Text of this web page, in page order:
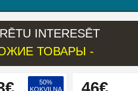
INTERESĒT
ТОВАРЫ -
50%
KOKVILNA